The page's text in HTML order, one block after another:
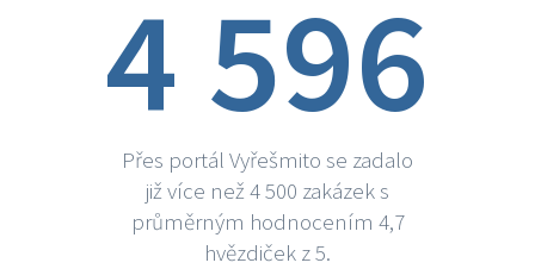
4 596
Přes portál Vyřešmito se zadalo
již více než 4 500 zakázek s
průměrným hodnocením 4,7
hvězdiček z 5.